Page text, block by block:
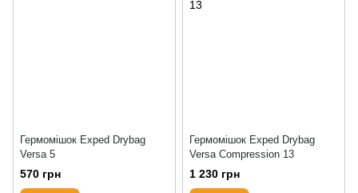
Гермомішок Exped Drybag
Versa 5
570 грн
Гермомішок Exped Drybag
Versa Compression 13
1 230 грн